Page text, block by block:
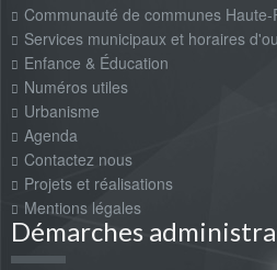
Communauté de communes
Services municipaux et horaires
Enfance & Éducation
Numéros utiles
Urbanisme
Agenda
Contactez nous
Projets et réalisations
Mentions légales
Démarches